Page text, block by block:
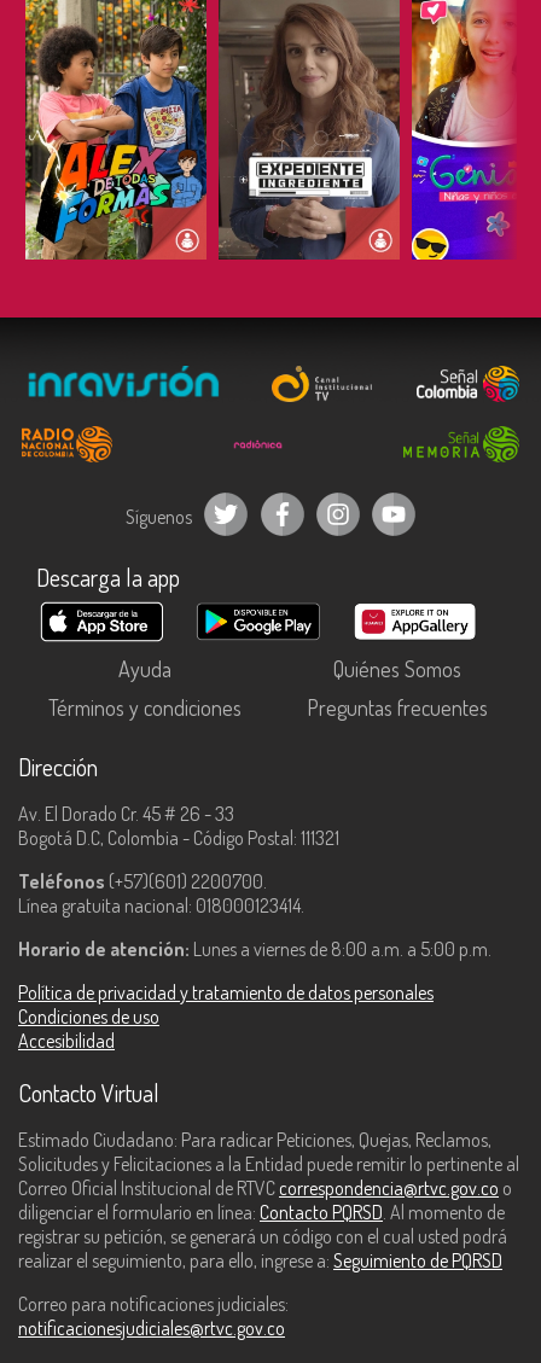
ESCUCHAR ESCUCHAR
Síguenos
Descarga la app
Ayuda
Quiénes Somos
Términos y condiciones
Preguntas frecuentes
Dirección
Av. El Dorado Cr. 45 # 26 - 33
Bogotá D.C, Colombia - Código Postal: 111321
Teléfonos (+57)(601) 2200700.
Línea gratuita nacional: 018000123414.
Horario de atención: Lunes a viernes de 8:00 a.m. a 5:00 p.m.
Política de privacidad y tratamiento de datos personales
Condiciones de uso
Accesibilidad
Contacto Virtual
Estimado Ciudadano: Para radicar Peticiones, Quejas, Reclamos,
Solicitudes y Felicitaciones a la Entidad puede remitir lo pertinente al
Correo Oficial Institucional de RTVC correspondencia@rtvc.gov.co o
diligenciar el formulario en línea: Contacto PQRSD. Al momento de
registrar su petición, se generará un código con el cual usted podrá
realizar el seguimiento, para ello, ingrese a: Seguimiento de PQRSD
Correo para notificaciones judiciales:
notificacionesjudiciales@rtvc.gov.co